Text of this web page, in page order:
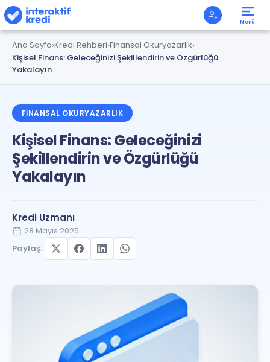
Menü
Ana Sayfa Kredi Rehberi Finansal Okuryazarlık
Kişisel Finans: Geleceğinizi Şekillendirin ve Özgürlüğü
Yakalayın
FINANSAL OKURYAZARLIK
Kişisel Finans: Geleceğinizi
Şekillendirin ve Özgürlüğü
Yakalayın
Kredi Uzmanı
28 Mayıs 2025
Paylaş: